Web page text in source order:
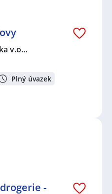
v.o…
Plný úvazek
-